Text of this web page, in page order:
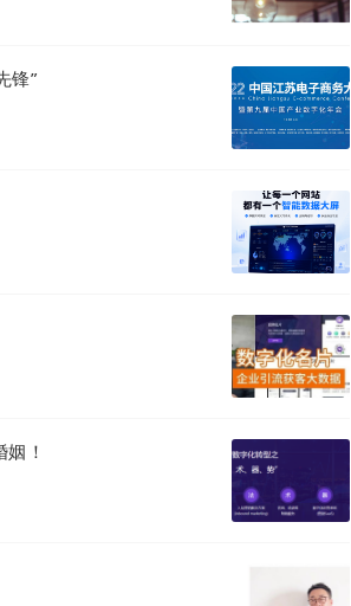
是互联网平台灌输给我们，甚至人才
了互联网的全部，如: 百度阿里互联
是“佃商”，绝大多数企业本身并不
赖以至于付出企业绝大部分利润和牺
是没有自己“域”的社交拉客营
“如果一条大街只有几个大店铺，没
锋”
！